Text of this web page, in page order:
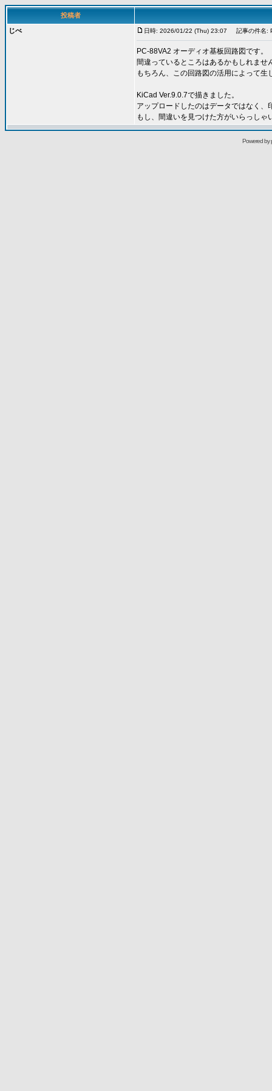
投稿者
じべ 日時: 2026/01/22 (Thu) 23:07 記事の件名:
PC-88VA2 オーディオ基板回路図です。
間違っているところはあるかもしれま
もちろん、この回路図の活用によって
KiCad Ver.9.0.7で描きました。
アップロードしたのはデータではなく
もし、間違いを見つけた方がいらっし
Powered by